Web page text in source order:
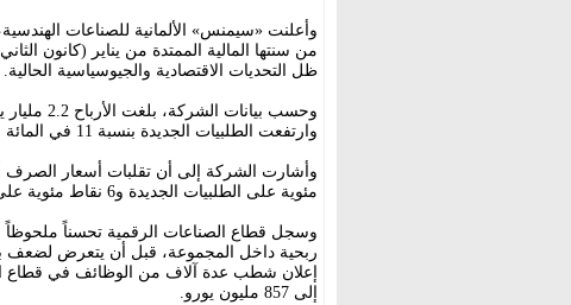
من سنتها المالية الممتدة من يناير (كانون
ظل التحديات الاقتصادية والجيوسياسية الحالية.
وارتفعت الطلبيات الجديدة بنسبة 11 في المائة لتصل إلى 24.1 مليار يورو.
مئوية على الطلبيات الجديدة و6 نقاط مئوية على الإيرادات.
وسجل قطاع الصناعات الرقمية تحسناً ملحوظاً
ربحية داخل المجموعة، قبل أن يتعرض لضعف
إلى 857 مليون يورو.